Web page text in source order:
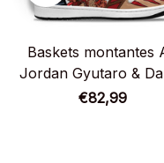
Baskets montantes
Jordan Gyutaro &
Chaussures
€82,99